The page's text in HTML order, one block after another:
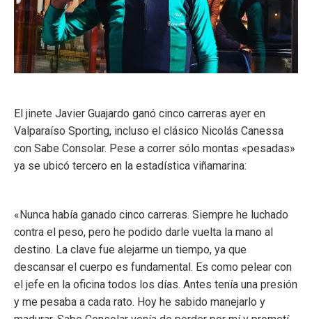
El jinete Javier Guajardo ganó cinco carreras ayer en
Valparaíso Sporting, incluso el clásico Nicolás Canessa
con Sabe Consolar. Pese a correr sólo montas «pesadas»
ya se ubicó tercero en la estadística viñamarina:
«Nunca había ganado cinco carreras. Siempre he luchado
contra el peso, pero he podido darle vuelta la mano al
destino. La clave fue alejarme un tiempo, ya que
descansar el cuerpo es fundamental. Es como pelear con
el jefe en la oficina todos los días. Antes tenía una presión
y me pesaba a cada rato. Hoy he sabido manejarlo y